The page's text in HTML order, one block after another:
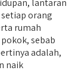
lantaran
orang
rumah
sebab
adalah,
naik